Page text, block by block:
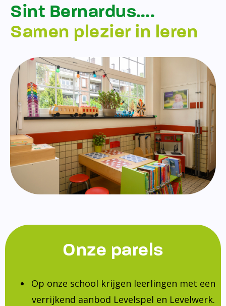
Sint Bernardus….
Samen plezier in leren
Onze parels
Op onze school krijgen leerlingen met een
verrijkend aanbod Levelspel en Levelwerk.